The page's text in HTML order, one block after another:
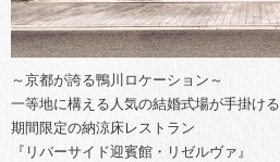
～京都が誇る鴨川ロケーション～
一等地に構える人気の結婚式場が手掛ける
期間限定の納涼床レストラン
『リバーサイド迎賓館・リゼルヴァ』